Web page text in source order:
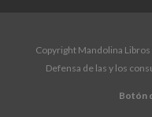
Copyright Mandolina
Defensa de las y los
Botón